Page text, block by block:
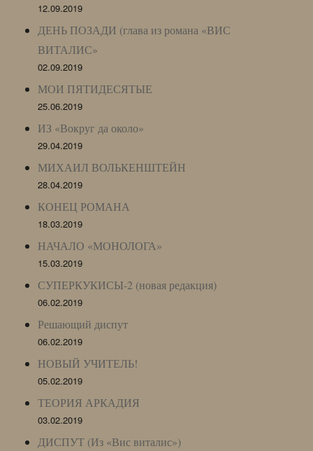
12.09.2019
ДЕНЬ ПОЗАДИ (глава из романа «ВИС
ВИТАЛИС»
02.09.2019
МОИ ПЯТИДЕСЯТЫЕ
25.06.2019
ИЗ «Вокруг да около»
29.04.2019
МИХАИЛ ВОЛЬКЕНШТЕЙН
28.04.2019
КОНЕЦ РОМАНА
18.03.2019
НАЧАЛО «МОНОЛОГА»
15.03.2019
СУПЕРКУКИСЫ-2 (новая редакция)
06.02.2019
Решающий диспут
06.02.2019
НОВЫЙ УЧИТЕЛЬ!
05.02.2019
ТЕОРИЯ АРКАДИЯ
03.02.2019
ДИСПУТ (Из «Вис виталис»)